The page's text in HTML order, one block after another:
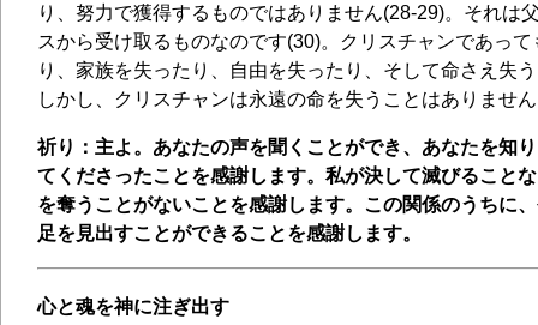
り、努力で獲得するものではありません(28-29)。それは
スから受け取るものなのです(30)。クリスチャンであっ
り、家族を失ったり、自由を失ったり、そして命さえ失
しかし、クリスチャンは永遠の命を失うことはありませ
祈り：主よ。あなたの声を聞くことができ、あなたを知
てくださったことを感謝します。私が決して滅びること
を奪うことがないことを感謝します。この関係のうちに
足を見出すことができることを感謝します。
心と魂を神に注ぎ出す